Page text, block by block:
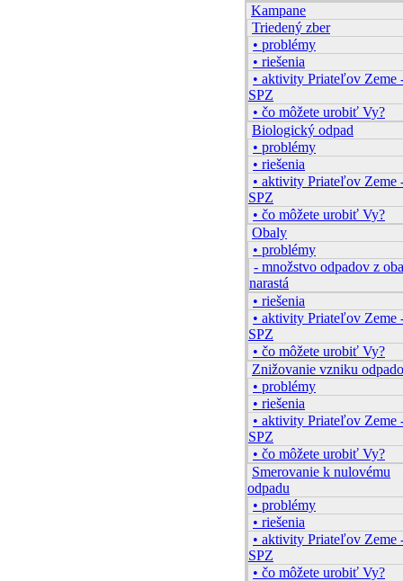
Kampane
Triedený zber
• problémy
• riešenia
• aktivity Priateľov Zeme
SPZ
• čo môžete urobiť Vy?
Biologický odpad
• problémy
• riešenia
• aktivity Priateľov Zeme
SPZ
• čo môžete urobiť Vy?
Obaly
• problémy
- množstvo odpadov z
narastá
• riešenia
• aktivity Priateľov Zeme
SPZ
• čo môžete urobiť Vy?
Znižovanie vzniku
• problémy
• riešenia
• aktivity Priateľov Zeme
SPZ
• čo môžete urobiť Vy?
Smerovanie k nulovému
odpadu
• problémy
• riešenia
• aktivity Priateľov Zeme
SPZ
• čo môžete urobiť Vy?